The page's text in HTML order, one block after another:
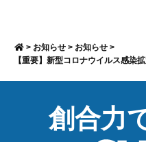
> お知らせ > お知らせ >
【重要】新型コロナウイルス感染
創合力